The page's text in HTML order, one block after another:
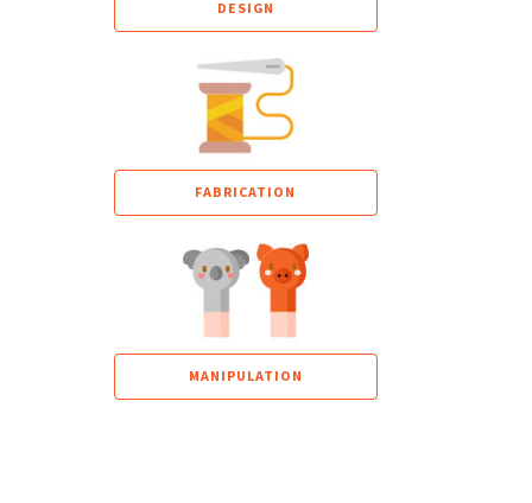
DESIGN
FABRICATION
MANIPULATION